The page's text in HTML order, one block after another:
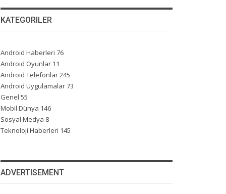
KATEGORILER
Android Haberleri 76
Android Oyunlar 11
Android Telefonlar245
Android Uygulamalar73
Genel 55
Mobil Dünya 146
Sosyal Medya 8
Teknoloji Haberleri 145
ADVERTISEMENT